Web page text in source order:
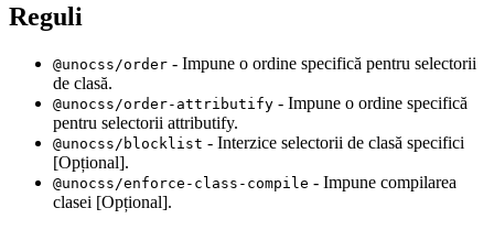
Reguli
@unocss/order - Impune o ordine specifică pentru selectorii
de clasă.
@unocss/order-attributify - Impune o ordine specifică
pentru selectorii attributify.
@unocss/blocklist - Interzice selectorii de clasă specifici
[Opțional].
@unocss/enforce-class-compile - Impune compilarea
clasei [Opțional].